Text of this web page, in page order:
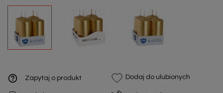
help_outline Zapytaj o produkt Dodaj do ulubionych